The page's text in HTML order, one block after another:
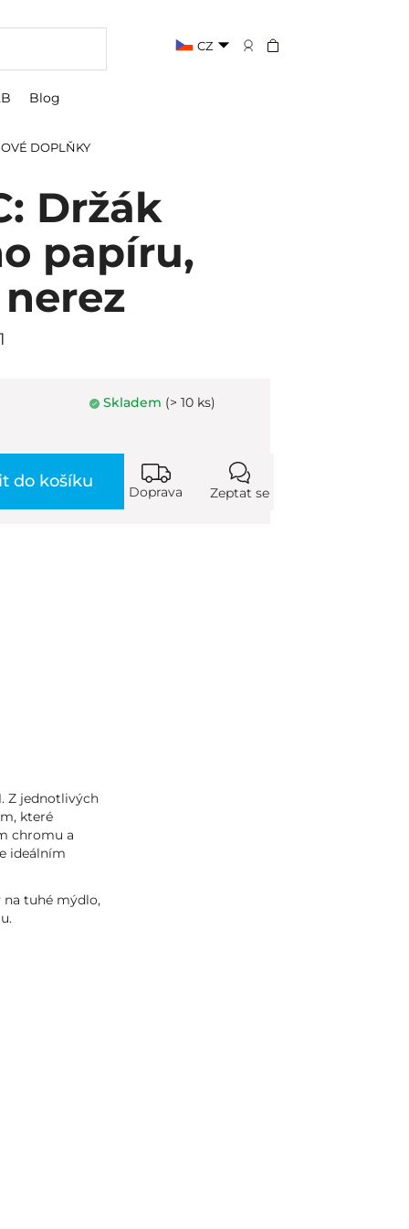
Blog
CZ
DOPLŇKY
Držák
papíru,
Skladem (> 10 ks)
do košíku
Doprava Zeptat se
Z jednotlivých
které
chromu a
ideálním
na tuhé mýdlo,